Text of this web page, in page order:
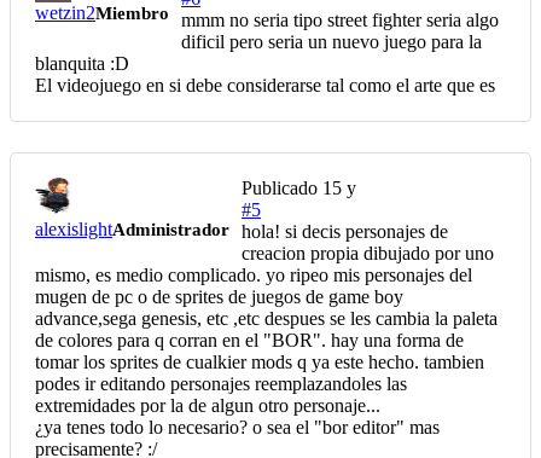
wetzin2Miembro
mmm no seria tipo street fighter seria algo
dificil pero seria un nuevo juego para la
blanquita :D
El videojuego en si debe considerarse tal como el arte que es
alexislightAdministrador
Publicado 15 y
#5
hola! si decis personajes de
creacion propia dibujado por uno
mismo, es medio complicado. yo ripeo mis personajes del
mugen de pc o de sprites de juegos de game boy
advance,sega genesis, etc ,etc despues se les cambia la paleta
de colores para q corran en el "BOR". hay una forma de
tomar los sprites de cualkier mods q ya este hecho. tambien
podes ir editando personajes reemplazandoles las
extremidades por la de algun otro personaje...
¿ya tenes todo lo necesario? o sea el "bor editor" mas
precisamente? :/